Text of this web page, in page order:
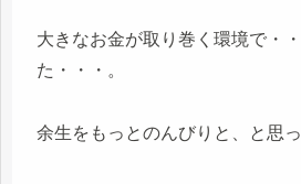
大きなお金が取り巻く環境で・
た・・・。
余生をもっとのんびりと、と思